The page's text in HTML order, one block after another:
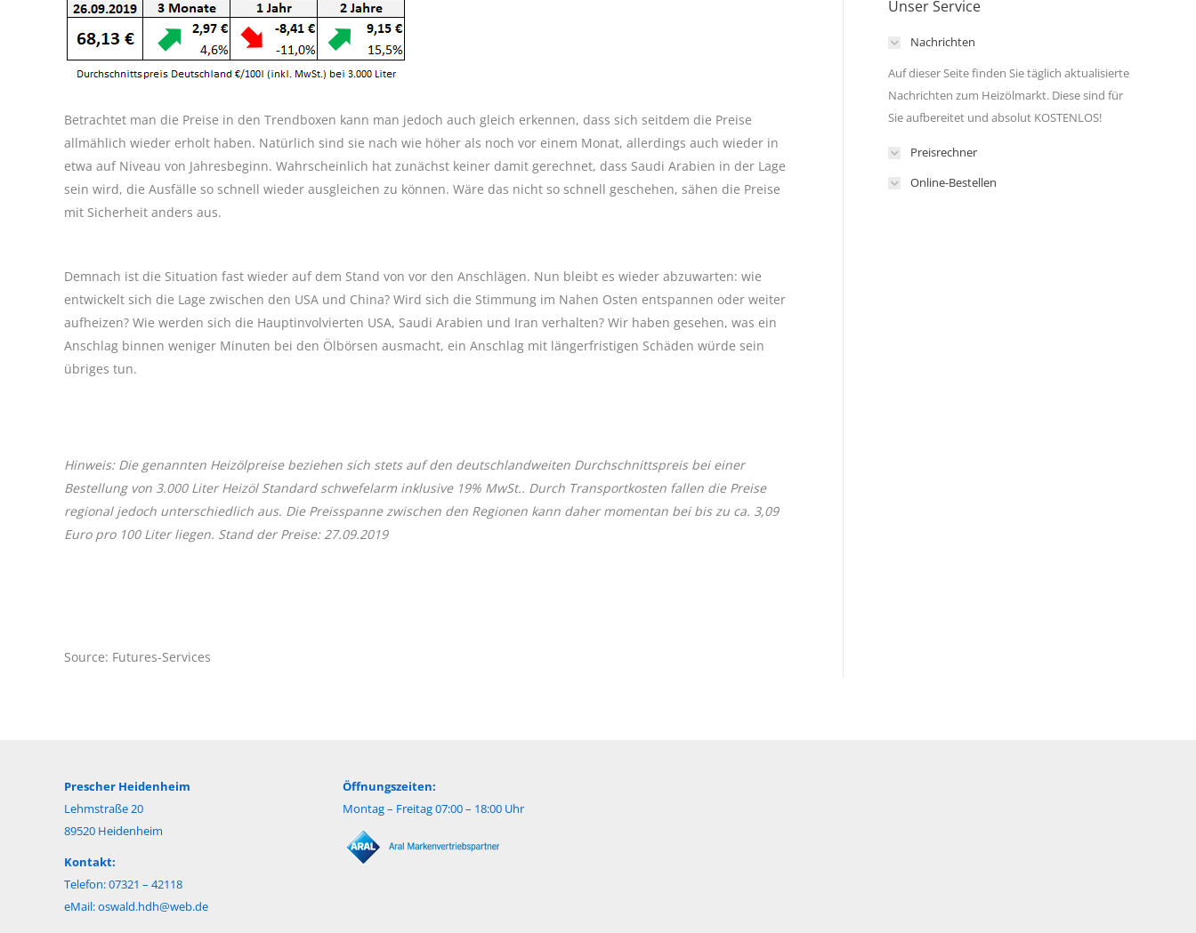
Betrachtet man die Preise in den Trendboxen kann man jedoch auch gleich erkennen, dass sich seitdem die Preise
allmählich wieder erholt haben. Natürlich sind sie nach wie höher als noch vor einem Monat, allerdings auch wieder in
etwa auf Niveau von Jahresbeginn. Wahrscheinlich hat zunächst keiner damit gerechnet, dass Saudi Arabien in der Lage
sein wird, die Ausfälle so schnell wieder ausgleichen zu können. Wäre das nicht so schnell geschehen, sähen die Preise
mit Sicherheit anders aus.
Demnach ist die Situation fast wieder auf dem Stand von vor den Anschlägen. Nun bleibt es wieder abzuwarten: wie
entwickelt sich die Lage zwischen den USA und China? Wird sich die Stimmung im Nahen Osten entspannen oder weiter
aufheizen? Wie werden sich die Hauptinvolvierten USA, Saudi Arabien und Iran verhalten? Wir haben gesehen, was ein
Anschlag binnen weniger Minuten bei den Ölbörsen ausmacht, ein Anschlag mit längerfristigen Schäden würde sein
übriges tun.
Hinweis: Die genannten Heizölpreise beziehen sich stets auf den deutschlandweiten Durchschnittspreis bei einer
Bestellung von 3.000 Liter Heizöl Standard schwefelarm inklusive 19% MwSt.. Durch Transportkosten fallen die Preise
regional jedoch unterschiedlich aus. Die Preisspanne zwischen den Regionen kann daher momentan bei bis zu ca. 3,09
Euro pro 100 Liter liegen. Stand der Preise: 27.09.2019
Source: Futures-Services
Unser Service
Nachrichten
Auf dieser Seite finden Sie täglich aktualisierte
Nachrichten zum Heizölmarkt. Diese sind für
Sie aufbereitet und absolut KOSTENLOS!
Preisrechner
Online-Bestellen
Prescher Heidenheim
Lehmstraße 20
89520 Heidenheim
Kontakt:
Telefon: 07321 – 42118
eMail:oswald.hdh@web.de
Öffnungszeiten:
Montag – Freitag 07:00 – 18:00 Uhr